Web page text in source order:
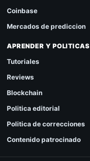
Coinbase
Mercados de prediccion
APRENDER Y POLITICAS
Tutoriales
Reviews
Blockchain
Politica editorial
Politica de correcciones
Contenido patrocinado